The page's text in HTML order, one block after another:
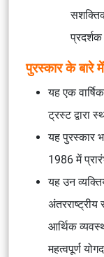
पुरस्कार के बारे में
यह एक
ट्रस्टद्वारा
यह पुरस्कार
1986 में
यह उन
आर्थिक
महत्वपूर्ण